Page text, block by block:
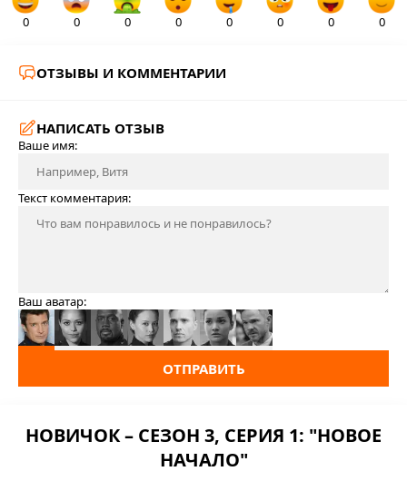
0 0 0 0 0 0 0 0
ОТЗЫВЫ И КОММЕНТАРИИ
НАПИСАТЬ ОТЗЫВ
Ваше имя:
Текст комментария:
Ваш аватар:
ОТПРАВИТЬ
НОВИЧОК – СЕЗОН 3, СЕРИЯ 1: "НОВОЕ
НАЧАЛО"